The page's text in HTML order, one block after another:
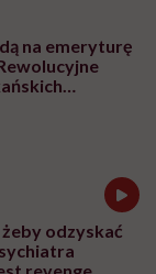
na emeryturę
żeby odzyskać